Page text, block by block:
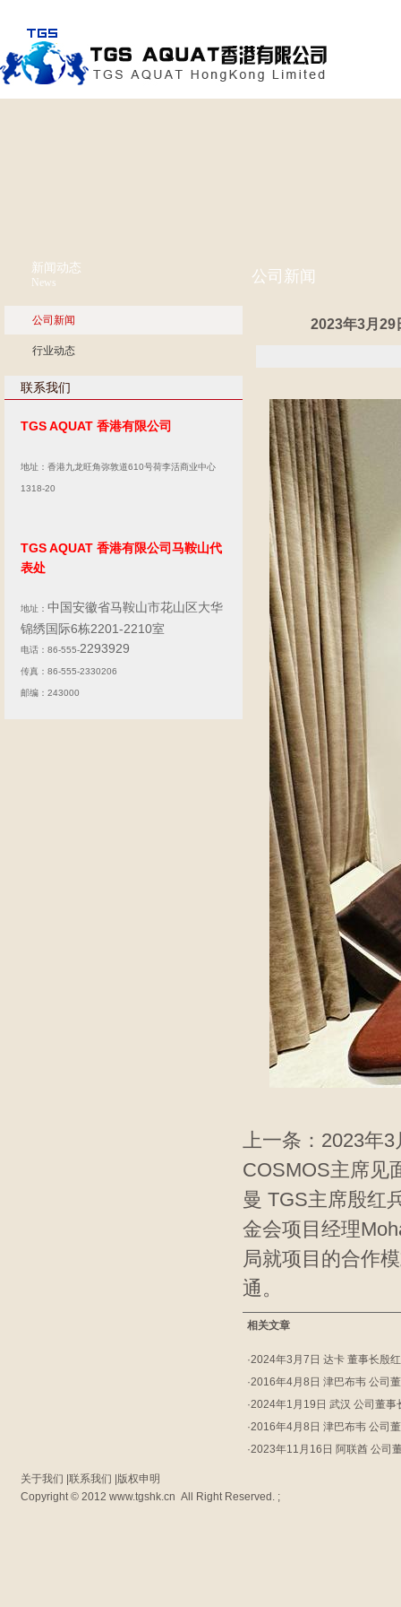
新闻动态
News
公司新闻
行业动态
联系我们
TGS AQUAT 香港有限公司
地址：香港九龙旺角弥敦道610号荷李活商业中心
1318-20
TGS AQUAT 香港有限公司马鞍山代
表处
地址： 中国安徽省马鞍山市花山区大华
锦绣国际6栋2201-2210室
电话：86-555-2293929
传真：86-555-2330206
邮编：243000
公司新闻
2023年3月29
上一条： 2023年
COSMOS主席见
曼 TGS主席殷红
金会项目经理
局就项目的合作
通。
相关文章
·2024年3月7日 达卡 董事长殷
·2016年4月8日 津巴布韦 公司
·2024年1月19日 武汉 公司董事
·2016年4月8日 津巴布韦 公司
·2023年11月16日 阿联酋 公司
关于我们 联系我们
版权申明
Copyright © 2012 www.tgshk.cn All Right Reserved. ;